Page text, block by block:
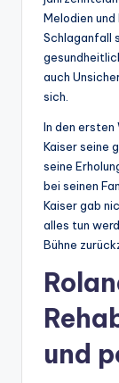
Melodien
Schlaganfall
auch
sich.
In den ersten
Kaiser seine
seine
bei seinen
Kaiser gab
alles tun
Bühne
und